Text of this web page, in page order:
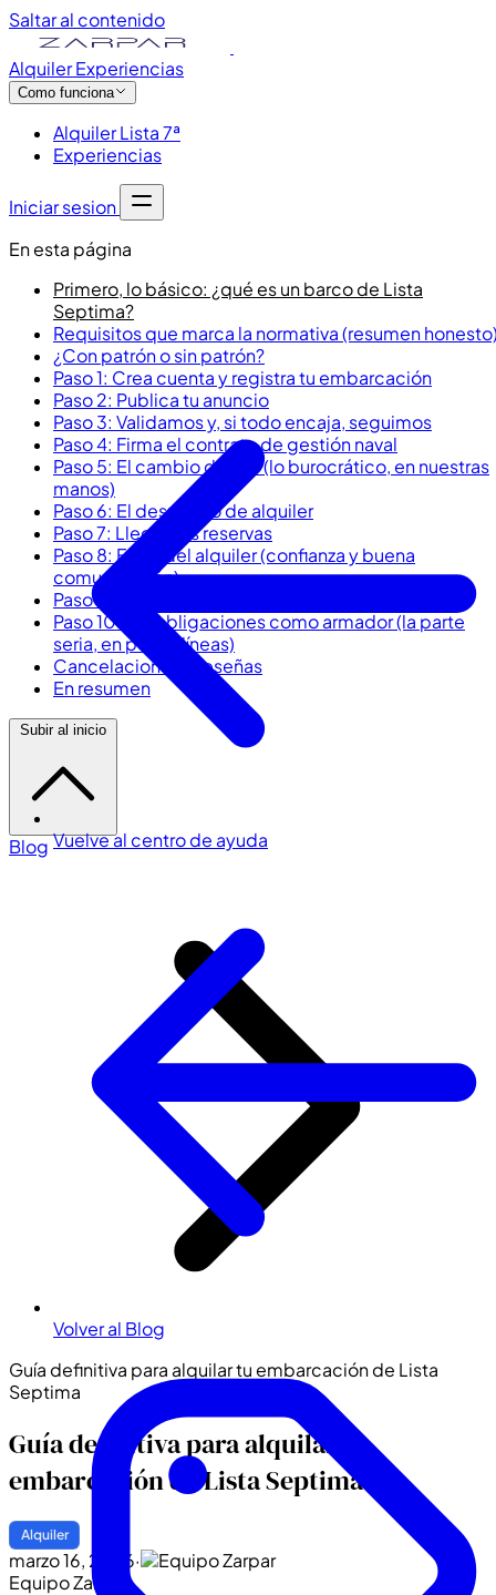
Saltar al contenido
Alquiler Experiencias
Como funciona
Alquiler Lista 7ª
Experiencias
Iniciar sesion
Vuelve al centro de ayuda
Volver al Blog
En esta página
Primero, lo básico: ¿qué es un barco de Lista
Septima?
Requisitos que marca la normativa (resumen
¿Con patrón o sin patrón?
Paso 1: Crea cuenta y registra tu embarcación
Paso 2: Publica tu anuncio
Paso 3: Validamos y, si todo encaja, seguimos
Paso 4: Firma el contrato de gestión naval
Paso 5: El cambio de uso (lo burocrático, en nuestras
manos)
Paso 6: El despacho de alquiler
Paso 7: Llegan las reservas
Paso 8: El día del alquiler (confianza y buena
comunicación)
Paso 9: Cobrar (y dormir tranquilo)
Paso 10: Tus obligaciones como armador (la parte
seria, en pocas líneas)
Cancelaciones y reseñas
En resumen
Subir al inicio
Blog
Guía definitiva para alquilar tu embarcación de Lista
Septima
Guía definitiva para alquilar tu
embarcación de Lista Septima
Alquiler
marzo 16, 2026·
Equipo Zarpar